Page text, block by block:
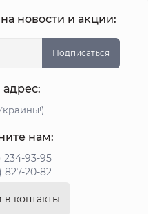
новости и акции:
Подписаться
нам:
234-93-95
827-20-82
контакты